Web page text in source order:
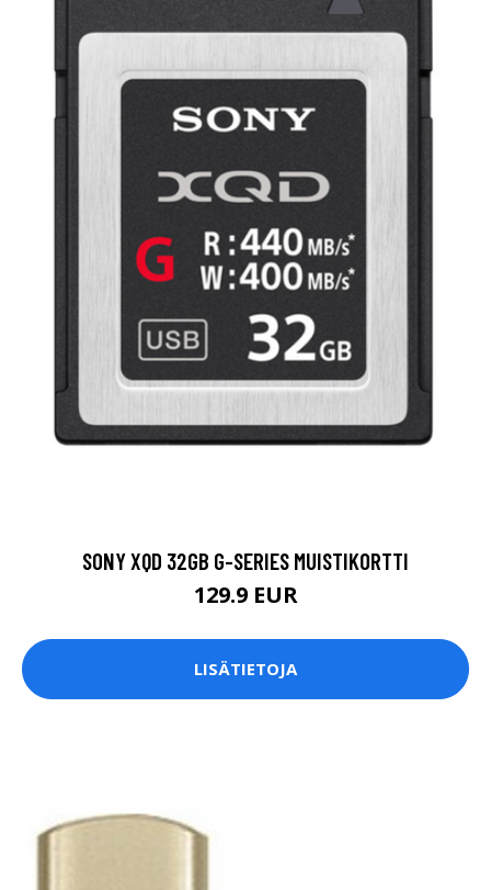
SONY XQD 32GB G-SERIES MUISTIKORTTI
129.9 EUR
LISÄTIETOJA